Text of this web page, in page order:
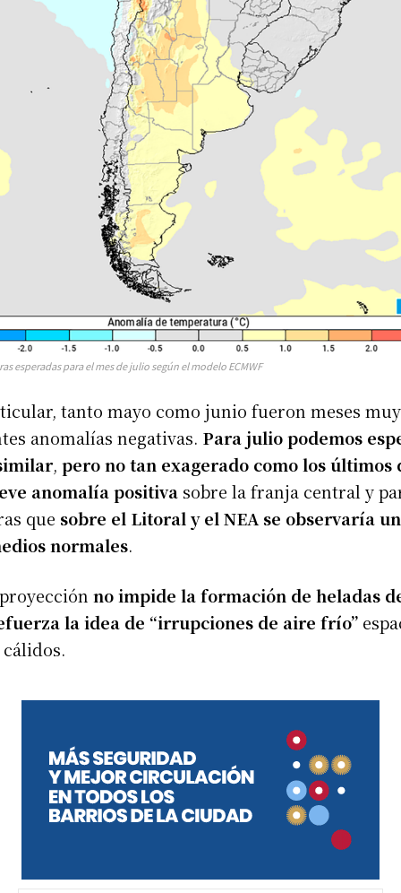
esperadas para el mes de julio según el modelo ECMWF
tanto mayo como junio fueron meses
anomalías negativas. Para julio podemos
, pero no tan exagerado como los últimos
anomalía positiva sobre la franja central y
que sobre el Litoral y el NEA se observaría
normales.
no impide la formación de heladas
la idea de “irrupciones de aire frío”